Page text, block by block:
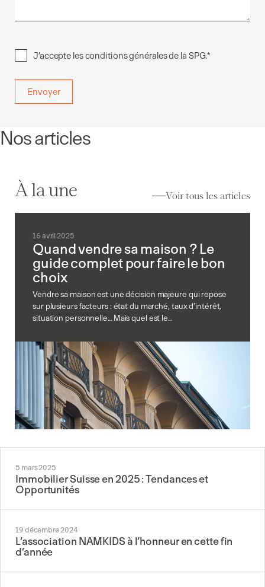
Consent*
J’accepte lesconditions générales de la SPG.*
À la une Voir tous les articles
16 avril 2025
Quand vendre sa maison ? Le
guide complet pour faire le bon
choix
Vendre sa maison est une décision majeure qui repose
sur plusieurs facteurs : état du marché, taux d’intérêt,
situation personnelle… Mais quel est le…
5 mars 2025
Immobilier Suisse en 2025 : Tendances et
Opportunités
19 décembre 2024
L’association NAMKIDS à l’honneur en cette fin
d’année
Nos articles